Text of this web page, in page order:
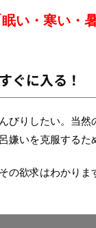
眠い・寒い・
ぐに入る！
びりしたい。当
嫌いを克服するた
の欲求はわかり